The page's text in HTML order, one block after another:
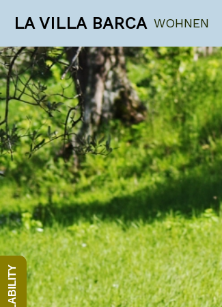
LA VILLA BARCA WOHNEN